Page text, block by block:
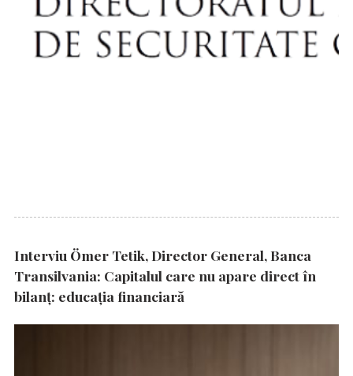
Interviu Ömer Tetik, Director General, Banca
Transilvania: Capitalul care nu apare direct în
bilanț: educația financiară